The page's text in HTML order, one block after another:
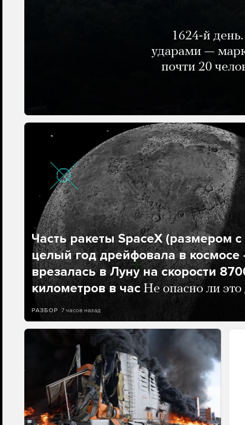
1624-й
ударами —
почти 20
Часть ракеты SpaceX (размером с
целый год дрейфовала в космосе
врезалась в Луну на скорости
километров в час Не опасно ли
РАЗБОР 7 часов назад